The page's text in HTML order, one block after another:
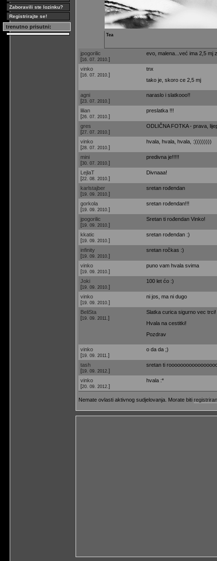
Zaboravili ste lozinku?
Registrirajte se!
trenutno prisutni:
Tea
jpogorilic
[16. 07. 2010. ]
evo, malena...već ima 2,5 mj
vinko
[16. 07. 2010. ]
tnx
tako je, skoro ce 2,5 mj
agni
[23. 07. 2010. ]
naraslo i slatkooo!!
lilian
[26. 07. 2010. ]
preslatka !!!
gres
[27. 07. 2010. ]
ODLIČNA FOTKA - prava,
vinko
[28. 07. 2010. ]
hvala, hvala, hvala, :)))))))))
mini
[30. 07. 2010. ]
predivna je!!!!!
LejlaT
[22. 08. 2010. ]
Divnaaa!
karlstajber
[19. 09. 2010. ]
sretan rođendan
gorkola
[19. 09. 2010. ]
sretan rođendan!!!
jpogorilic
[19. 09. 2010. ]
Sretan ti rođendan Vinko!
kkatic
[19. 09. 2010. ]
sretan rođendan :)
infinity
[19. 09. 2010. ]
sretan ročkas :)
vinko
[19. 09. 2010. ]
puno vam hvala svima
Joki
[19. 09. 2010. ]
100 let ćo :)
vinko
[19. 09. 2010. ]
ni jos, ma ni dugo
BeliSta
[19. 09. 2011. ]
Slatka curica sigurno vec trci!
Hvala na cestitki!
Pozdrav
vinko
[19. 09. 2011. ]
o da da ;)
tash
[19. 09. 2012. ]
sretan ti
vinko
[20. 09. 2012. ]
hvala :*
Nemate ovlasti aktivnog sudjelovanja. Morate biti